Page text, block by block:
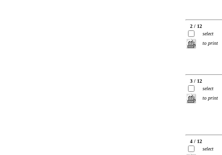
2 / 12
select
to print
3 / 12
select
to print
4 / 12
select